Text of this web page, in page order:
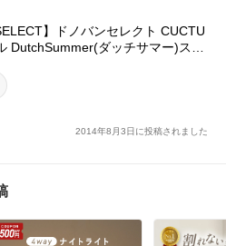
】ドノバンセレクト CUCTU
DutchSummer(ダッチサマー)スツ
2014年8月3日に投稿されました